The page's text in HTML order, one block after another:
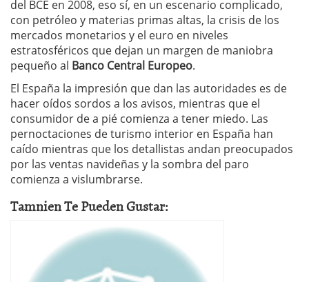
del BCE en 2008, eso sí, en un escenario complicado,
con petróleo y materias primas altas, la crisis de los
mercados monetarios y el euro en niveles
estratosféricos que dejan un margen de maniobra
pequeño al Banco Central Europeo.
El España la impresión que dan las autoridades es de
hacer oídos sordos a los avisos, mientras que el
consumidor de a pié comienza a tener miedo. Las
pernoctaciones de turismo interior en España han
caído mientras que los detallistas andan preocupados
por las ventas navideñas y la sombra del paro
comienza a vislumbrarse.
Tamnien Te Pueden Gustar: